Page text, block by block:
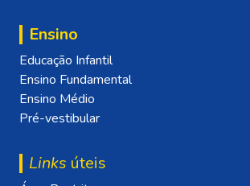
Ensino
Educação Infantil
Ensino Fundamental
Ensino Médio
Pré-vestibular
Links úteis